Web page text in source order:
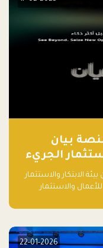
بيان
الجريء
العربية
الابتكار والاستثمار
والاستثمار
ورواد الأعمال في
22-01-2026